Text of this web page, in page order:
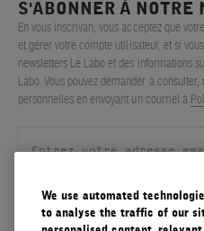
S'ABONNER À NOTRE
En vous inscrivan, vous acceptez que
et gérer votre compte utilisateur, et si
newsletters Le Labo et des informations
Labo. Vous pouvez demander à
personnelles en envoyant un courriel à
We use automated
to analyse the traffic of our